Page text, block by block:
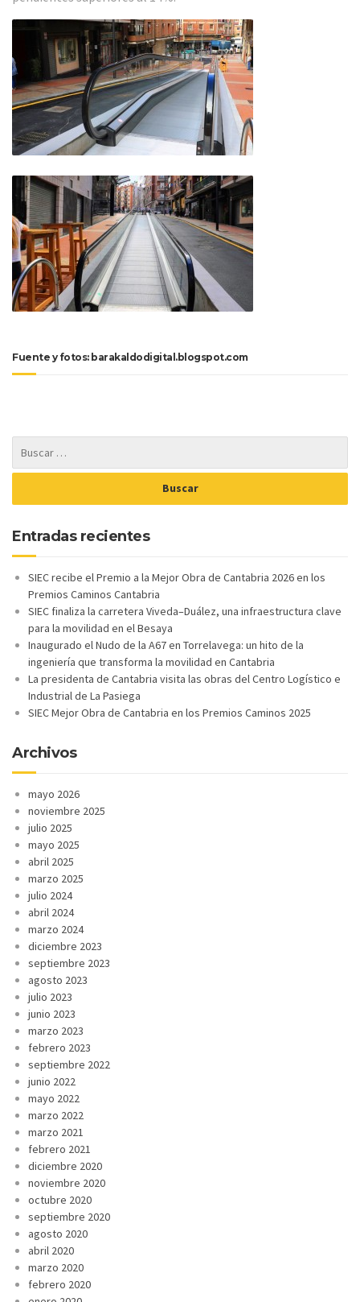
Fuente y fotos: barakaldodigital.blogspot.com
Entradas recientes
SIEC recibe el Premio a la Mejor Obra de Cantabria 2026 en los
Premios Caminos Cantabria
SIEC finaliza la carretera Viveda–Duález, una infraestructura clave
para la movilidad en el Besaya
Inaugurado el Nudo de la A67 en Torrelavega: un hito de la
ingeniería que transforma la movilidad en Cantabria
La presidenta de Cantabria visita las obras del Centro Logístico e
Industrial de La Pasiega
SIEC Mejor Obra de Cantabria en los Premios Caminos 2025
Archivos
mayo 2026
noviembre 2025
julio 2025
mayo 2025
abril 2025
marzo 2025
julio 2024
abril 2024
marzo 2024
diciembre 2023
septiembre 2023
agosto 2023
julio 2023
junio 2023
marzo 2023
febrero 2023
septiembre 2022
junio 2022
mayo 2022
marzo 2022
marzo 2021
febrero 2021
diciembre 2020
noviembre 2020
octubre 2020
septiembre 2020
agosto 2020
abril 2020
marzo 2020
febrero 2020